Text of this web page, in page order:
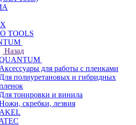
TOOLS
Назад
Аксессуары для работы с пленками
Для полиуретановых и гибридных
Для тонировки и винила
скребки, лезвия